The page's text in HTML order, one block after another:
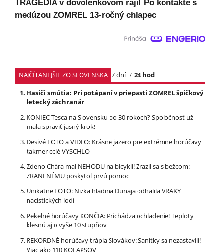
TRAGÉDIA v dovolenkovom raji! Po kontakte s
medúzou ZOMREL 13-ročný chlapec
NAJČÍTANEJŠIE ZO SLOVENSKA 7 dní
24 hod
Hasiči smútia: Pri potápaní v priepasti ZOMREL špičkový
letecký záchranár
KONIEC Tesca na Slovensku po 30 rokoch? Spoločnosť už
mala spraviť jasný krok!
Desivé FOTO a VIDEO: Krásne jazero pre extrémne horúčavy
takmer celé VYSCHLO
Zdeno Chára mal NEHODU na bicykli! Zrazil sa s bežcom:
ZRANENÉMU poskytol prvú pomoc
Unikátne FOTO: Nízka hladina Dunaja odhalila VRAKY
nacistických lodí
Pekelné horúčavy KONČIA: Prichádza ochladenie! Teploty
klesnú aj o vyše 10 stupňov
REKORDNÉ horúčavy trápia Slovákov: Sanitky sa nezastavili!
Viac ako 110 KOLAPSOV